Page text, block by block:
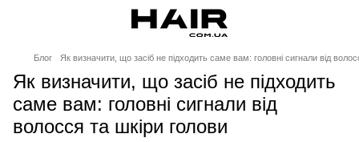
Блог Як визначити, що засіб не підходить саме вам: головні сигнали від
Як визначити, що засіб не підходить
саме вам: головні сигнали від
волосся та шкіри голови